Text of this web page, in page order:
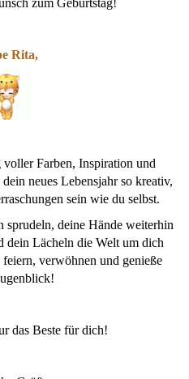
zum Geburtstag!
Rita,
voller Farben, Inspiration und
neues Lebensjahr so kreativ,
sein wie du selbst.
sprudeln, deine Hände weiterhin
dein Lächeln die Welt um dich
verwöhnen und genieße
das Beste für dich!